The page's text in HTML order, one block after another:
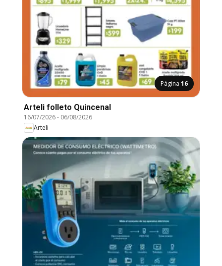
Página 16
Arteli folleto Quincenal
16/07/2026- 06/08/2026
Arteli